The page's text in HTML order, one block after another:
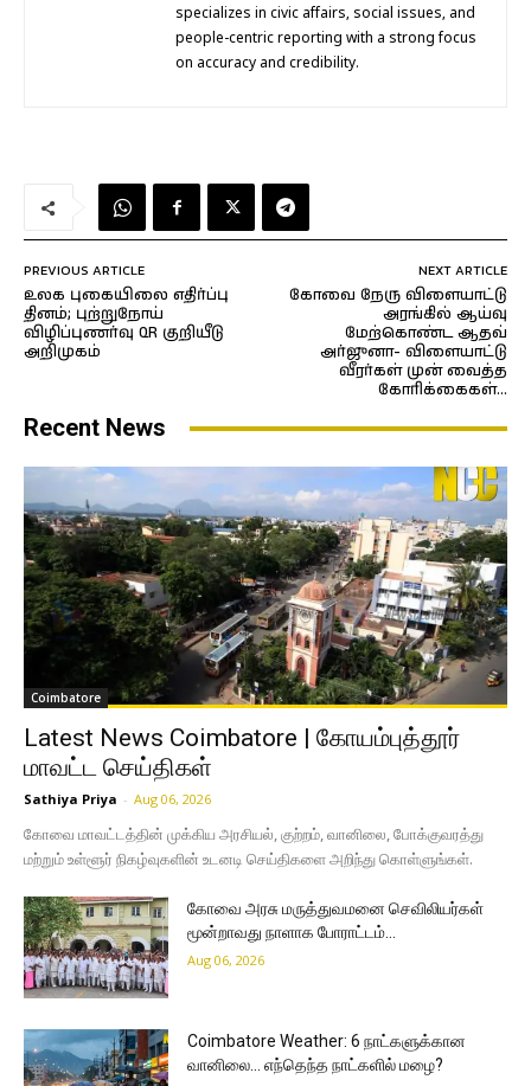
specializes in civic affairs, social issues, and
people-centric reporting with a strong focus
on accuracy and credibility.
PREVIOUS ARTICLE
உலக புகையிலை எதிர்ப்பு
தினம்; புற்றுநோய்
விழிப்புணர்வு QR குறியீடு
அறிமுகம்
NEXT ARTICLE
கோவை நேரு விளையாட்டு
அரங்கில் ஆய்வு
மேற்கொண்ட ஆதவ்
அர்ஜுனா- விளையாட்டு
வீரர்கள் முன் வைத்த
கோரிக்கைகள்…
Recent News
Coimbatore
Latest News Coimbatore | கோயம்புத்தூர்
மாவட்ட செய்திகள்
Sathiya Priya - Aug 06, 2026
கோவை மாவட்டத்தின் முக்கிய அரசியல், குற்றம், வானிலை, போக்குவரத்து
மற்றும் உள்ளூர் நிகழ்வுகளின் உடனடி செய்திகளை அறிந்து கொள்ளுங்கள்.
கோவை அரசு மருத்துவமனை செவிலியர்கள்
மூன்றாவது நாளாக போராட்டம்…
Aug 06, 2026
Coimbatore Weather: 6 நாட்களுக்கான
வானிலை… எந்தெந்த நாட்களில் மழை?